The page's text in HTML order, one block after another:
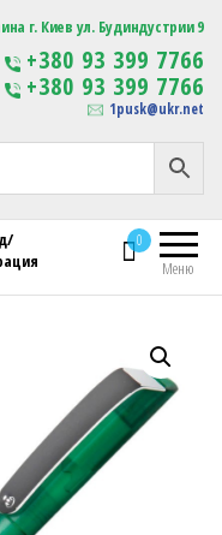
Изготовление
сувенирной продукции
с логотипом
г. Киев ул. Будиндустрии 9
+380 93 399 7766
+380 93 399 7766
1pusk@ukr.net
Меню
0